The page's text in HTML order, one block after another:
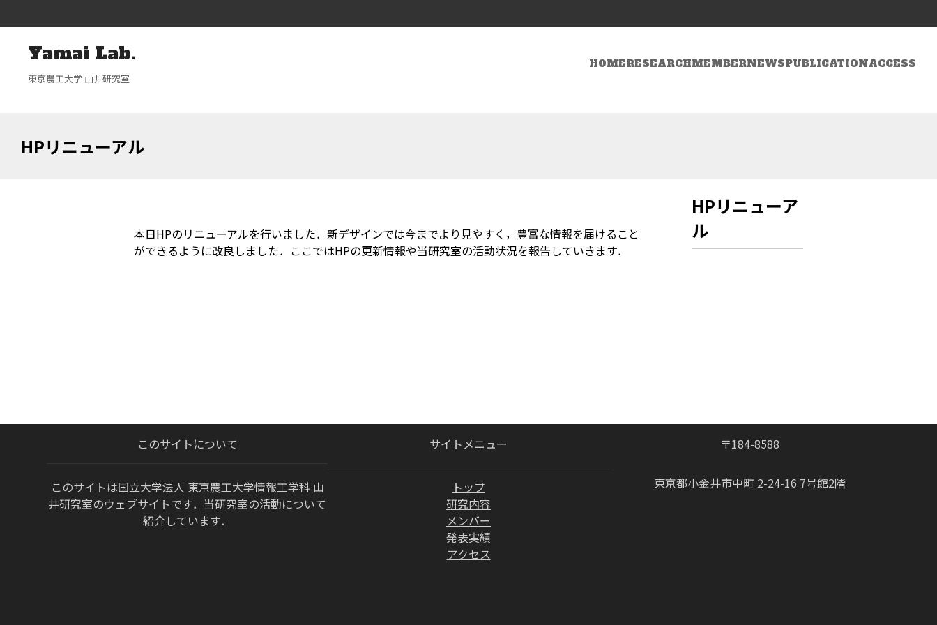
Yamai Lab.
東京農工大学 山井研究室
HOMERESEARCHMEMBERNEWSPUBLICATIONACCESS
HPリニューアル
本日HPのリニューアルを行いました．新デザインでは今までより見やすく，豊富な情報を届けること
ができるように改良しました．ここではHPの更新情報や当研究室の活動状況を報告していきます．
HPリニューア
ル
このサイトについて
このサイトは国立大学法人 東京農工大学情報工学科 山
井研究室のウェブサイトです．当研究室の活動について
紹介しています．
サイトメニュー
トップ
研究内容
メンバー
発表実績
アクセス
〒184-8588
東京都小金井市中町 2-24-16 7号館2階